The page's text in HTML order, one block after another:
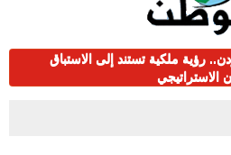
رؤية ملكية تستند إلى الاستباق
الاستراتيجي